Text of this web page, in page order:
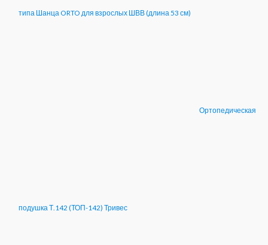
типа Шанца ORTO для взрослых ШВВ (длина 53 см)
Ортопедическая
подушка Т.142 (ТОП-142) Тривес